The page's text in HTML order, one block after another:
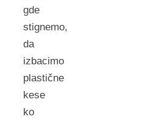
gde
stignemo,
da
izbacimo
plastične
kese
ko